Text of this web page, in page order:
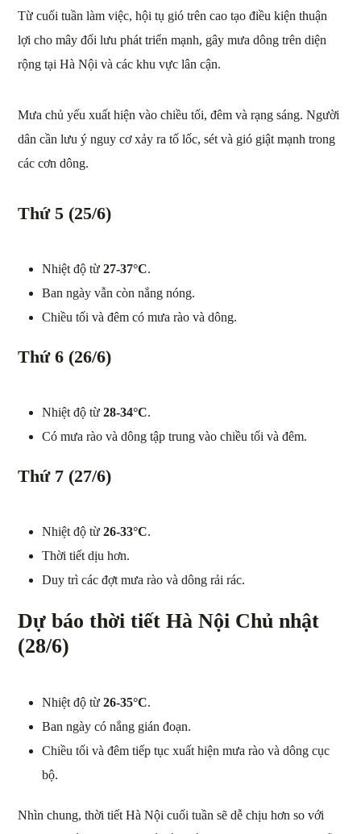
Từ cuối tuần làm việc, hội tụ gió trên cao tạo điều kiện thuận
lợi cho mây đối lưu phát triển mạnh, gây mưa dông trên diện
rộng tại Hà Nội và các khu vực lân cận.
Mưa chủ yếu xuất hiện vào chiều tối, đêm và rạng sáng. Người
dân cần lưu ý nguy cơ xảy ra tố lốc, sét và gió giật mạnh trong
các cơn dông.
Thứ 5 (25/6)
Nhiệt độ từ27-37°C.
Ban ngày vẫn còn nắng nóng.
Chiều tối và đêm có mưa rào và dông.
Thứ 6 (26/6)
Nhiệt độ từ28-34°C.
Có mưa rào và dông tập trung vào chiều tối và đêm.
Thứ 7 (27/6)
Nhiệt độ từ26-33°C.
Thời tiết dịu hơn.
Duy trì các đợt mưa rào và dông rải rác.
Dự báo thời tiết Hà Nội Chủ nhật
(28/6)
Nhiệt độ từ26-35°C.
Ban ngày có nắng gián đoạn.
Chiều tối và đêm tiếp tục xuất hiện mưa rào và dông cục
bộ.
Nhìn chung, thời tiết Hà Nội cuối tuần sẽ dễ chịu hơn so với